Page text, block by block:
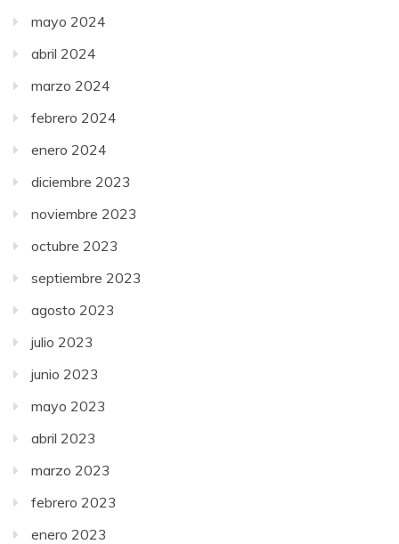
mayo 2024
abril 2024
marzo 2024
febrero 2024
enero 2024
diciembre 2023
noviembre 2023
octubre 2023
septiembre 2023
agosto 2023
julio 2023
junio 2023
mayo 2023
abril 2023
marzo 2023
febrero 2023
enero 2023